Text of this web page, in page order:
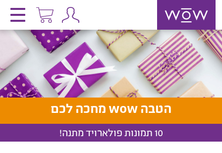
wow
הטבה wow מחכה לכם
10 תמונות פולארויד מתנה!